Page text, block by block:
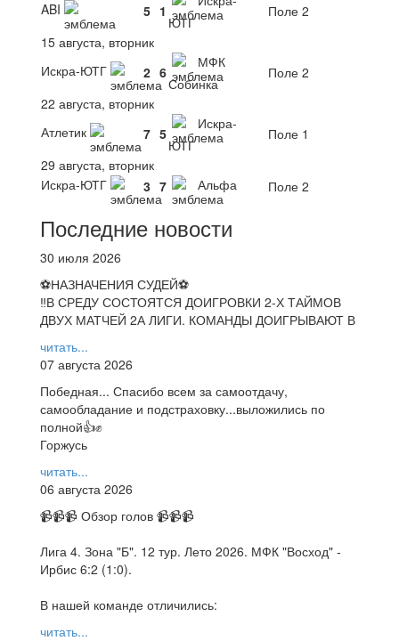
ABI 5 1
ЮТГ
Поле 2
15 августа, вторник
Искра-ЮТГ
2 6
МФК
Собинка
Поле 2
22 августа, вторник
Атлетик
7 5
Искра-
ЮТГ
Поле 1
29 августа, вторник
Искра-ЮТГ
3 7 Альфа Поле 2
Последние новости
30 июля 2026
⚽НАЗНАЧЕНИЯ СУДЕЙ⚽
‼В СРЕДУ СОСТОЯТСЯ ДОИГРОВКИ 2-Х ТАЙМОВ
ДВУХ МАТЧЕЙ 2А ЛИГИ. КОМАНДЫ ДОИГРЫВАЮТ В
читать...
07 августа 2026
Победная... Спасибо всем за самоотдачу,
самообладание и подстраховку...выложились по
полной👍✊
Горжусь
читать...
06 августа 2026
📹📹📹 Обзор голов 📹📹📹
Лига 4. Зона "Б". 12 тур. Лето 2026. МФК "Восход" -
Ирбис 6:2 (1:0).
В нашей команде отличились:
читать...